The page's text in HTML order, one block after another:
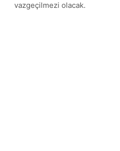
vazgeçilmezi olacak.